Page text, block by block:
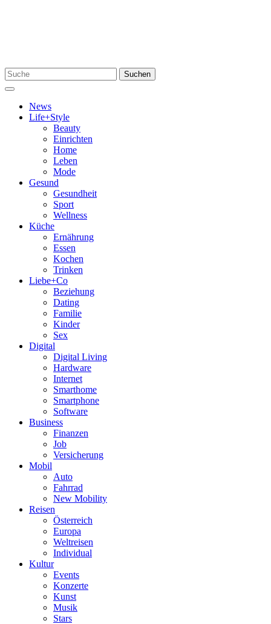
Suchen
nach:
Suchen
Menü
News
Life+Style
Beauty
Einrichten
Home
Leben
Mode
Gesund
Gesundheit
Sport
Wellness
Küche
Ernährung
Essen
Kochen
Trinken
Liebe+Co
Beziehung
Dating
Familie
Kinder
Sex
Digital
Digital Living
Hardware
Internet
Smarthome
Smartphone
Software
Business
Finanzen
Job
Versicherung
Mobil
Auto
Fahrrad
New Mobility
Reisen
Österreich
Europa
Weltreisen
Individual
Kultur
Events
Konzerte
Kunst
Musik
Stars